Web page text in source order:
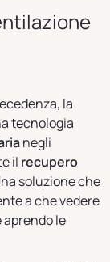
la
tecnologia
negli
il recupero
soluzione che
a che vedere
le